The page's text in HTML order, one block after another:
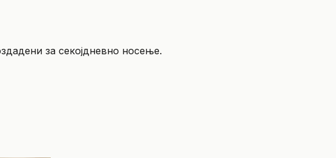
за секојдневно носење.